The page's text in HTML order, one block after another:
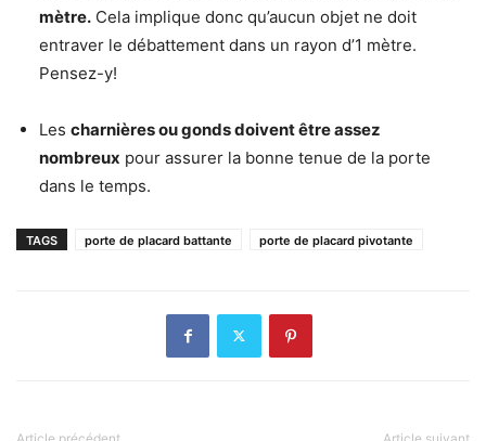
mètre. Cela implique donc qu’aucun objet ne doit
entraver le débattement dans un rayon d’1 mètre.
Pensez-y!
Les charnières ou gonds doivent être assez
nombreux pour assurer la bonne tenue de la porte
dans le temps.
TAGS porte de placard battante porte de placard pivotante